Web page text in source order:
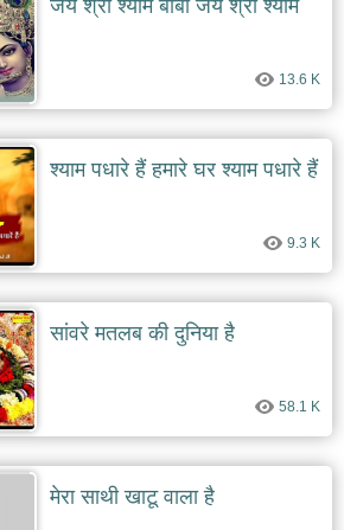
जय श्री श्याम बाबा जय श्री श्याम
13.6 K
श्याम पधारे हैं हमारे घर श्याम पधारे हैं
9.3 K
सांवरे मतलब की दुनिया है
58.1 K
मेरा साथी खाटू वाला है